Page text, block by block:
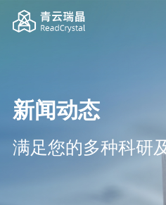
新闻动态
满足您的多种科研